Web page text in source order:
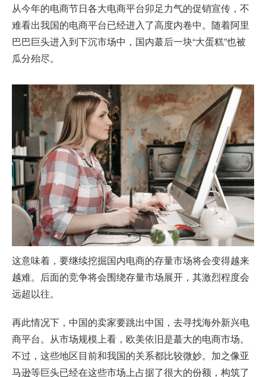
从今年的电商节日各大电商平台卯足力气的促销宣传，不
难看出我国的电商平台已经进入了高度内卷中。随着阿里
巴巴巨头进入到下沉市场中，国内蕞后一块“大蛋糕”也被
瓜分殆尽。
这意味着，要继续挖掘国内电商的存量市场将会变得越来
越难。后面的竞争将会围绕存量市场展开，其激烈程度会
远超以往。
再此情况下，中国的卖家要跳出中国，去寻找海外新兴电
商平台。从市场规模上看，欧美依旧是蕞大的电商市场。
不过，这些地区目前和我国的关系都比较微妙。加之像亚
马逊等巨头已经在这些市场上占据了很大的份额，构筑了